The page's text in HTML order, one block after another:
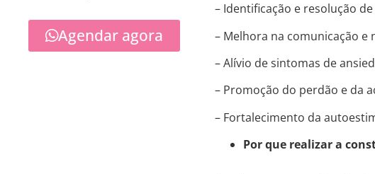
Agendar agora
– Identificação e resolução
– Melhora na comunicação e
– Alívio de sintomas de
– Promoção do perdão e da
– Fortalecimento da
Por que realizar a